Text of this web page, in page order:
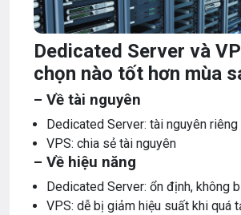
Dedicated Server và
chọn nào tốt hơn mùa
– Về tài nguyên
Dedicated Server: tài nguyên riêng
VPS: chia sẻ tài nguyên
– Về hiệu năng
Dedicated Server: ổn định, không
VPS: dễ bị giảm hiệu suất khi quá